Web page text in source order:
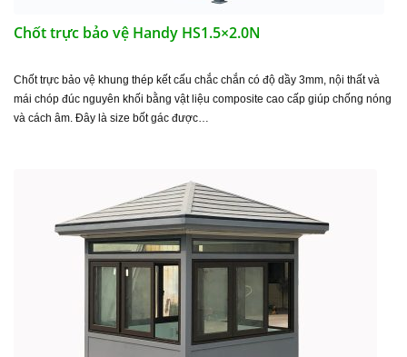
Chốt trực bảo vệ Handy HS1.5×2.0N
Chốt trực bảo vệ khung thép kết cấu chắc chắn có độ dầy 3mm, nội thất và
mái chóp đúc nguyên khối bằng vật liệu composite cao cấp giúp chống nóng
và cách âm. Đây là size bốt gác được…